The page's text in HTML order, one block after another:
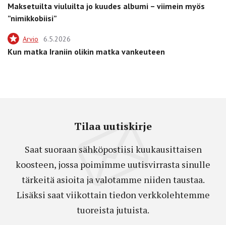
Maksetuilta viuluilta jo kuudes albumi – viimein myös
”nimikkobiisi”
Arvio 6.5.2026
Kun matka Iraniin olikin matka vankeuteen
Tilaa uutiskirje
Saat suoraan sähköpostiisi kuukausittaisen
koosteen, jossa poimimme uutisvirrasta sinulle
tärkeitä asioita ja valotamme niiden taustaa.
Lisäksi saat viikottain tiedon verkkolehtemme
tuoreista jutuista.